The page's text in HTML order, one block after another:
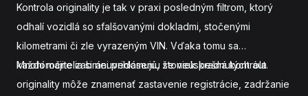
Kontrola originality je tak v praxi posledným filtrom, ktorý
odhalí vozidlá so sfalšovanými dokladmi, stočenými
kilometrami či zle vyrazeným VIN. Vďaka tomu sa
každoročne zabráni prihláseniu stoviek kradnutých áut.
Mnohí majitelia si neuvedomujú, že neúspešná kontrola
originality môže znamenať zastavenie registrácie, zadržanie